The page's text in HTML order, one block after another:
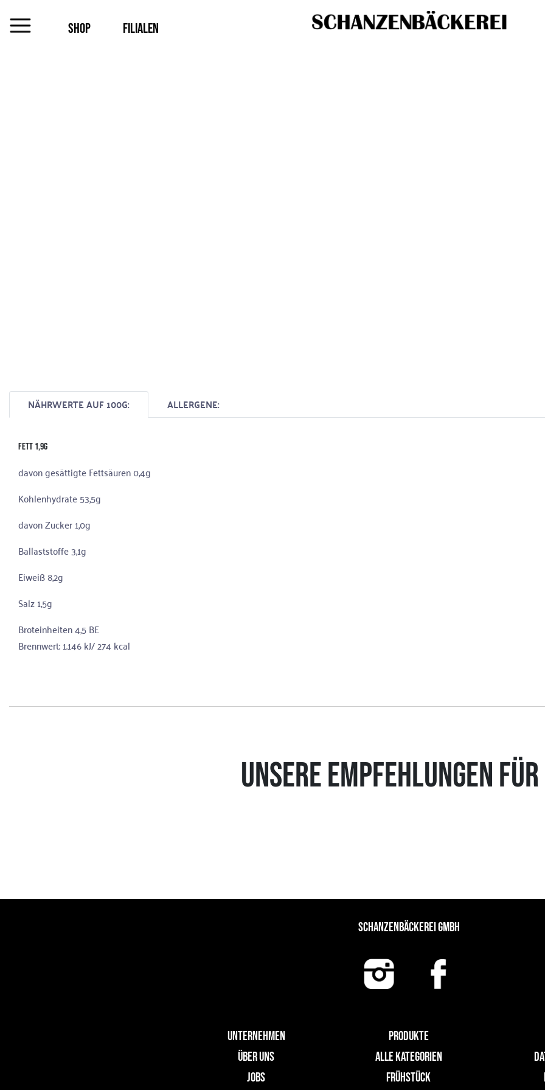
MENUSHOP FILIALEN
NÄHRWERTE AUF 100G: ALLERGENE:
Fett 1,9g
davon gesättigte Fettsäuren 0,4g
Kohlenhydrate 53,5g
davon Zucker 1,0g
Ballaststoffe 3,1g
Eiweiß 8,2g
Salz 1,5g
Broteinheiten 4,5 BE
Brennwert: 1.146 kJ/ 274 kcal
UNSERE EMPFEHLUNGEN
SCHANZENBÄCKEREI GMBH
UNTERNEHMEN
ÜBER UNS
JOBS
PRODUKTE
ALLE KATEGORIEN
FRÜHSTÜCK